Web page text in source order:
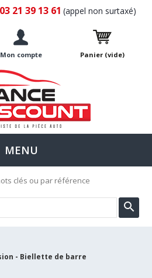
03 21 39 13 61 (appel non surtaxé)
Mon compte Panier (vide)
MENU
clés ou par référence
- Biellette de barre